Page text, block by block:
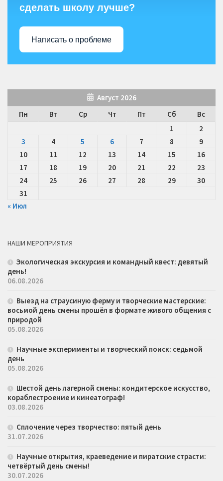
сделать школу лучше?
Написать о проблеме
Август 2026
Пн
Вт Ср Чт Пт Сб
Вс
1
2
3
4 5 6 7 8
9
10
11 12 13 14 15
16
17
18 19 20 21 22
23
24
25 26 27 28 29
30
31
« Июл
НАШИ МЕРОПРИЯТИЯ
Экологическая экскурсия и командный квест: девятый
день!
06.08.2026
Выезд на страусиную ферму и творческие мастерские:
восьмой день смены прошёл в формате живого общения с
природой
05.08.2026
Научные эксперименты и творческий поиск: седьмой
день
05.08.2026
Шестой день лагерной смены: кондитерское искусство,
кораблестроение и кинеатограф!
03.08.2026
Сплочение через творчество: пятый день
31.07.2026
Научные открытия, краеведение и пиратские страсти:
четвёртый день смены!
30.07.2026